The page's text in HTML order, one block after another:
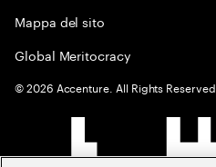
Mappa del sito
Global Meritocracy
©2026 Accenture. All Rights Reserved.